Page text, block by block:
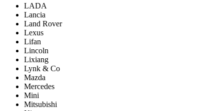
LADA
Lancia
Land Rover
Lexus
Lifan
Lincoln
Lixiang
Lynk & Co
Mazda
Mercedes
Mini
Mitsubishi